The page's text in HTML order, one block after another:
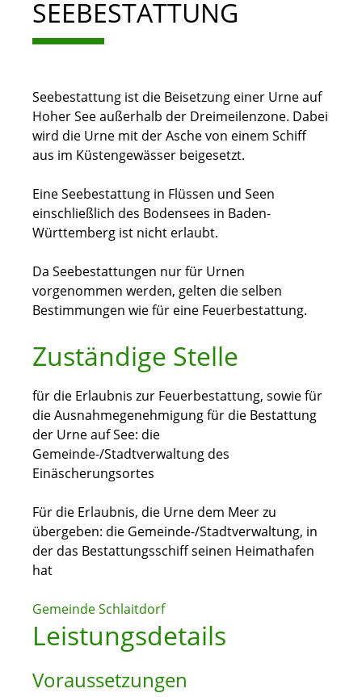
SEEBESTATTUNG
Seebestattung ist die Beisetzung einer Urne auf
Hoher See außerhalb der Dreimeilenzone. Dabei
wird die Urne mit der Asche von einem Schiff
aus im Küstengewässer beigesetzt.
Eine Seebestattung in Flüssen und Seen
einschließlich des Bodensees in Baden-
Württemberg ist nicht erlaubt.
Da Seebestattungen nur für Urnen
vorgenommen werden, gelten die selben
Bestimmungen wie für eine Feuerbestattung.
Zuständige Stelle
für die Erlaubnis zur Feuerbestattung, sowie für
die Ausnahmegenehmigung für die Bestattung
der Urne auf See: die
Gemeinde-/Stadtverwaltung des
Einäscherungsortes
Für die Erlaubnis, die Urne dem Meer zu
übergeben: die Gemeinde-/Stadtverwaltung, in
der das Bestattungsschiff seinen Heimathafen
hat
Gemeinde Schlaitdorf
Leistungsdetails
Voraussetzungen